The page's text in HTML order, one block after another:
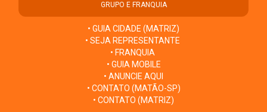
GRUPO E FRANQUIA
• GUIA CIDADE (MATRIZ)
• SEJA REPRESENTANTE
• FRANQUIA
• GUIA MOBILE
• ANUNCIE AQUI
• CONTATO (MATÃO-SP)
• CONTATO (MATRIZ)